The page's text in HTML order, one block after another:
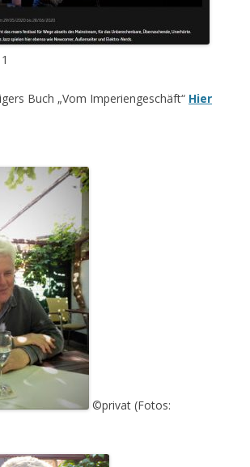
Buch „Vom Imperiengeschäft“ Hier
©privat (Fotos: